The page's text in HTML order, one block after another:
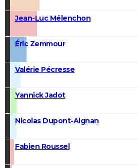
Jean-Luc Mélenchon
Éric Zemmour
Valérie Pécresse
Yannick Jadot
Nicolas Dupont-Aignan
Fabien Roussel